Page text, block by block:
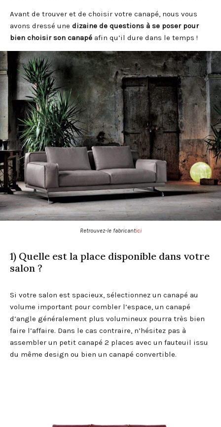
Avant de trouver et de choisir votre canapé, nous vous
avons dressé une dizaine de questions à se poser pour
bien choisir son canapé afin qu’il dure dans le temps !
Retrouvez-le fabricantici
1) Quelle est la place disponible dans votre
salon ?
Si votre salon est spacieux, sélectionnez un canapé au
volume important pour combler l’espace, un canapé
d’angle généralement plus volumineux pourra très bien
faire l’affaire. Dans le cas contraire, n’hésitez pas à
assembler un petit canapé 2 places avec un fauteuil issu
du même design ou bien un canapé convertible.